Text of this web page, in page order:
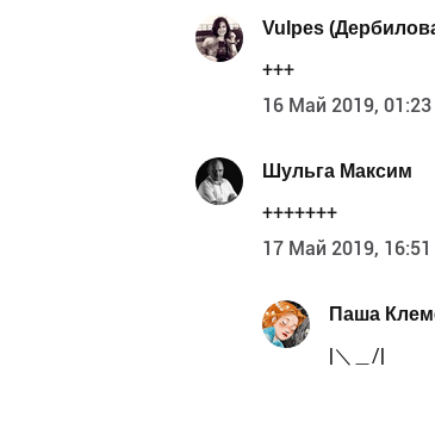
Vulpes
+++
16 Май 2019, 01:23
Шульга Максим
+++++++
17 Май 2019, 16:51
Паша
|＼＿/|
|